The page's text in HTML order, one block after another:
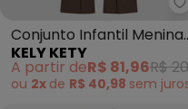
Conjunto Infantil Menina
Blusão com Estampa e
Calça (Bege)
KELY KETY
A partir deR$ 81,96R$
ou 2x de R$ 40,98 sem